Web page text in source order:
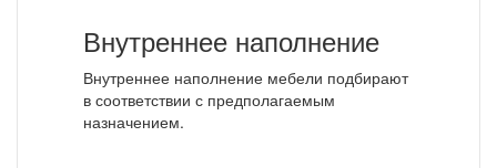
Внутреннее наполнение
Внутреннее наполнение мебели подбирают
в соответствии с предполагаемым
назначением.